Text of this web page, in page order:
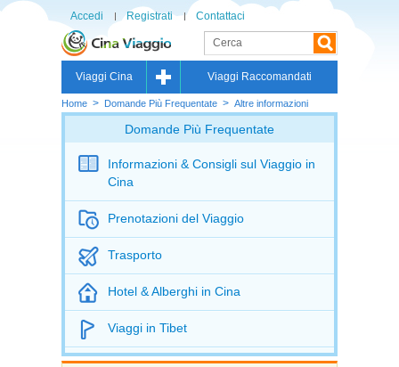
Accedi Registrati Contattaci
Viaggi Cina Viaggi Raccomandati
Home > Domande Più Frequentate > Altre informazioni
Domande Più Frequentate
Informazioni & Consigli sul Viaggio in
Cina
Prenotazioni del Viaggio
Trasporto
Hotel & Alberghi in Cina
Viaggi in Tibet